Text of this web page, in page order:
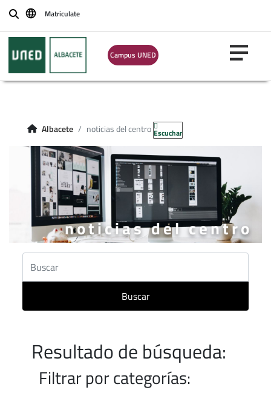
BuscarMatriculate
Campus UNED
Albacete noticias del centro Escuchar
noticias del centro
Buscar
Resultado de búsqueda:
Filtrar por categorías: